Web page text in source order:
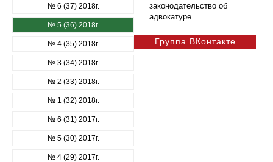
№ 6 (37) 2018г.
№ 5 (36) 2018г.
№ 4 (35) 2018г.
№ 3 (34) 2018г.
№ 2 (33) 2018г.
№ 1 (32) 2018г.
№ 6 (31) 2017г.
№ 5 (30) 2017г.
№ 4 (29) 2017г.
законодательство об
адвокатуре
Группа ВКонтакте